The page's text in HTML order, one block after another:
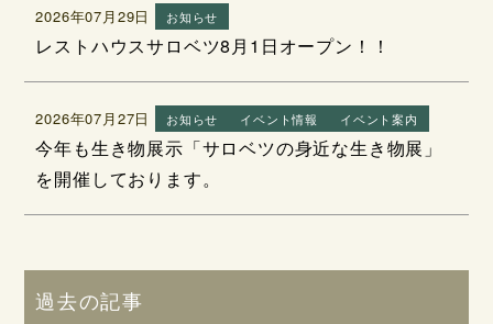
2026年07月29日 お知らせ
レストハウスサロベツ8月1日オープン！！
2026年07月27日 お知らせ イベント情報 イベント案内
今年も生き物展示「サロベツの身近な生き物展」
を開催しております。
過去の記事